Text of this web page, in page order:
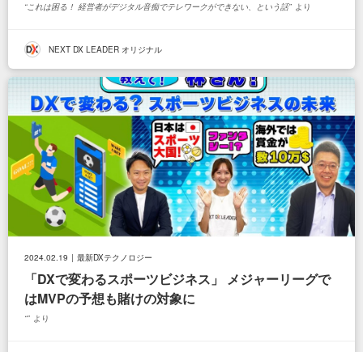
これは困る！ 経営者がデジタル音痴でテレワークができない、という話 より
NEXT DX LEADER オリジナル
「DXで変わるスポーツビジネス」 メジャーリーグで
はMVPの予想も賭けの対象に
より
2024.02.19 最新DXテクノロジー